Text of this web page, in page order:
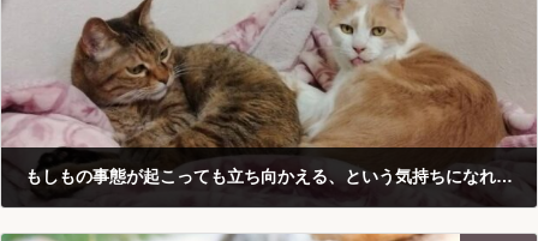
もしもの事態が起こっても立ち向かえる、という気持ちになれました。【ペット後見 飼い主様の声】（愛知県）
2024-10-11